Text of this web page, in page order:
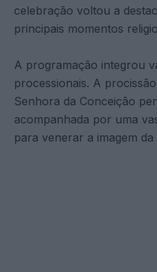
celebração voltou a
principais momentos
A programação integrou
processionais. A
Senhora da Conceição
acompanhada por uma
para venerar a imagem